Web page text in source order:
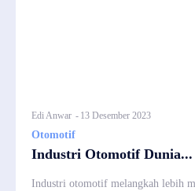
Edi Anwar - 13 Desember 2023
Otomotif
Industri Otomotif Dunia...
Industri otomotif melangkah lebih